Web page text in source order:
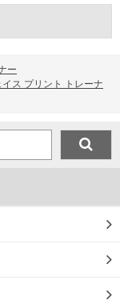
ー
ス プリント トレーナ